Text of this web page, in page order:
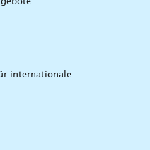
internationale